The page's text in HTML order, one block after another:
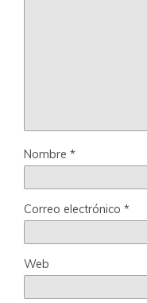
Nombre *
Correo electrónico *
Web